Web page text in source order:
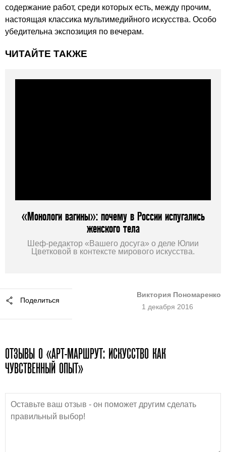
содержание работ, среди которых есть, между прочим,
настоящая классика мультимедийного искусства. Особо
убедительна экспозиция по вечерам.
ЧИТАЙТЕ ТАКЖЕ
«Монологи вагины»: почему в России испугались
женского тела
Шеф-редактор «Вашего досуга» о деле Юлии
Цветковой в контексте мирового искусства.
Поделиться
Виктория Пономаренко
1 декабря 2016
ОТЗЫВЫ О «АРТ-МАРШРУТ: ИСКУССТВО КАК
ЧУВСТВЕННЫЙ ОПЫТ»